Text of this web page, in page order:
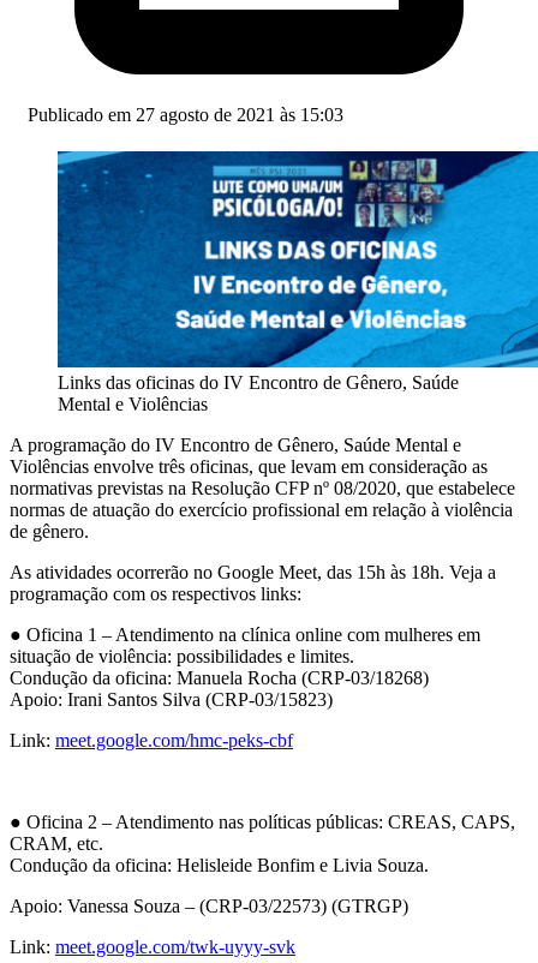
Publicado em 27 agosto de 2021 às 15:03
Links das oficinas do IV Encontro de Gênero, Saúde
Mental e Violências
A programação do IV Encontro de Gênero, Saúde Mental e
Violências envolve três oficinas, que levam em consideração as
normativas previstas na Resolução CFP nº 08/2020, que estabelece
normas de atuação do exercício profissional em relação à violência
de gênero.
As atividades ocorrerão no Google Meet, das 15h às 18h. Veja a
programação com os respectivos links:
● Oficina 1 – Atendimento na clínica online com mulheres em
situação de violência: possibilidades e limites.
Condução da oficina: Manuela Rocha (CRP-03/18268)
Apoio: Irani Santos Silva (CRP-03/15823)
Link: meet.google.com/hmc-peks-cbf
● Oficina 2 – Atendimento nas políticas públicas: CREAS, CAPS,
CRAM, etc.
Condução da oficina: Helisleide Bonfim e Livia Souza.
Apoio: Vanessa Souza – (CRP-03/22573) (GTRGP)
Link: meet.google.com/twk-uyyy-svk